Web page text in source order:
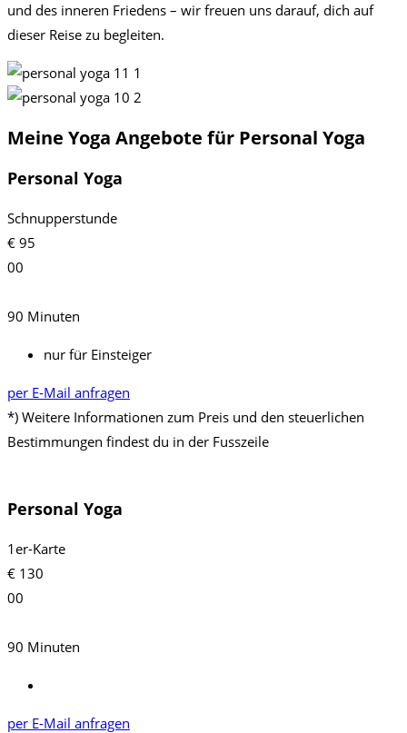
und des inneren Friedens – wir freuen uns darauf, dich auf
dieser Reise zu begleiten.
Meine Yoga Angebote für Personal Yoga
Personal Yoga
Schnupperstunde
€ 95
00
90 Minuten
nur für Einsteiger
per E-Mail anfragen
*) Weitere Informationen zum Preis und den steuerlichen
Bestimmungen findest du in der Fusszeile
Personal Yoga
1er-Karte
€ 130
00
90 Minuten
per E-Mail anfragen